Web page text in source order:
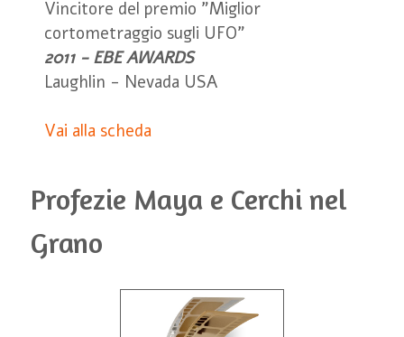
Vincitore del premio "Miglior
cortometraggio sugli UFO"
2011 - EBE AWARDS
Laughlin - Nevada USA
Vai alla scheda
Profezie Maya e Cerchi nel
Grano